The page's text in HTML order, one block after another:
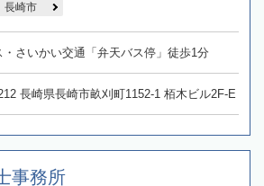
長崎市
・さいかい交通「弁天バス停」徒歩1分
長崎県長崎市畝刈町1152-1 栢木ビル2F-E
事務所